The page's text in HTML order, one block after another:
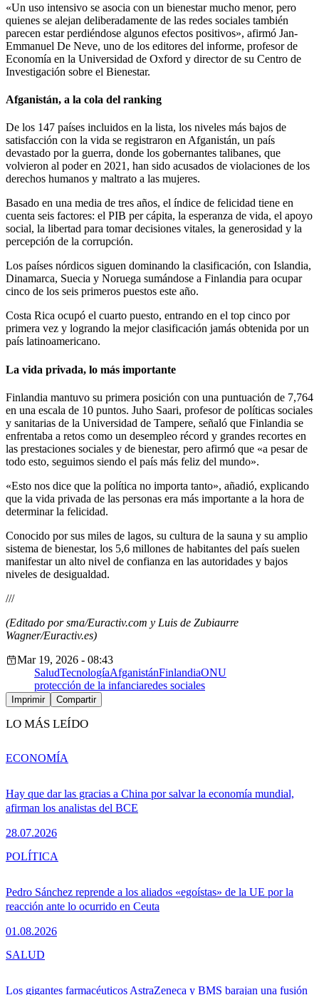
«Un uso intensivo se asocia con un bienestar mucho menor, pero
quienes se alejan deliberadamente de las redes sociales también
parecen estar perdiéndose algunos efectos positivos», afirmó Jan-
Emmanuel De Neve, uno de los editores del informe, profesor de
Economía en la Universidad de Oxford y director de su Centro de
Investigación sobre el Bienestar.
Afganistán, a la cola del ranking
De los 147 países incluidos en la lista, los niveles más bajos de
satisfacción con la vida se registraron en Afganistán, un país
devastado por la guerra, donde los gobernantes talibanes, que
volvieron al poder en 2021, han sido acusados de violaciones de los
derechos humanos y maltrato a las mujeres.
Basado en una media de tres años, el índice de felicidad tiene en
cuenta seis factores: el PIB per cápita, la esperanza de vida, el apoyo
social, la libertad para tomar decisiones vitales, la generosidad y la
percepción de la corrupción.
Los países nórdicos siguen dominando la clasificación, con Islandia,
Dinamarca, Suecia y Noruega sumándose a Finlandia para ocupar
cinco de los seis primeros puestos este año.
Costa Rica ocupó el cuarto puesto, entrando en el top cinco por
primera vez y logrando la mejor clasificación jamás obtenida por un
país latinoamericano.
La vida privada, lo más importante
Finlandia mantuvo su primera posición con una puntuación de 7,764
en una escala de 10 puntos. Juho Saari, profesor de políticas sociales
y sanitarias de la Universidad de Tampere, señaló que Finlandia se
enfrentaba a retos como un desempleo récord y grandes recortes en
las prestaciones sociales y de bienestar, pero afirmó que «a pesar de
todo esto, seguimos siendo el país más feliz del mundo».
«Esto nos dice que la política no importa tanto», añadió, explicando
que la vida privada de las personas era más importante a la hora de
determinar la felicidad.
Conocido por sus miles de lagos, su cultura de la sauna y su amplio
sistema de bienestar, los 5,6 millones de habitantes del país suelen
manifestar un alto nivel de confianza en las autoridades y bajos
niveles de desigualdad.
///
(Editado por sma/Euractiv.com y Luis de Zubiaurre
Wagner/Euractiv.es)
Mar 19, 2026 - 08:43
SaludTecnologíaAfganistánFinlandiaONU
protección de la infanciaredes sociales
Imprimir Compartir
LO MÁS LEÍDO
Hay que dar las gracias a China por salvar la economía mundial,
afirman los analistas del BCE
28.07.2026
ECONOMÍA
Pedro Sánchez reprende a los aliados «egoístas» de la UE por la
reacción ante lo ocurrido en Ceuta
01.08.2026
POLÍTICA
Los gigantes farmacéuticos AstraZeneca y BMS barajan una fusión
SALUD